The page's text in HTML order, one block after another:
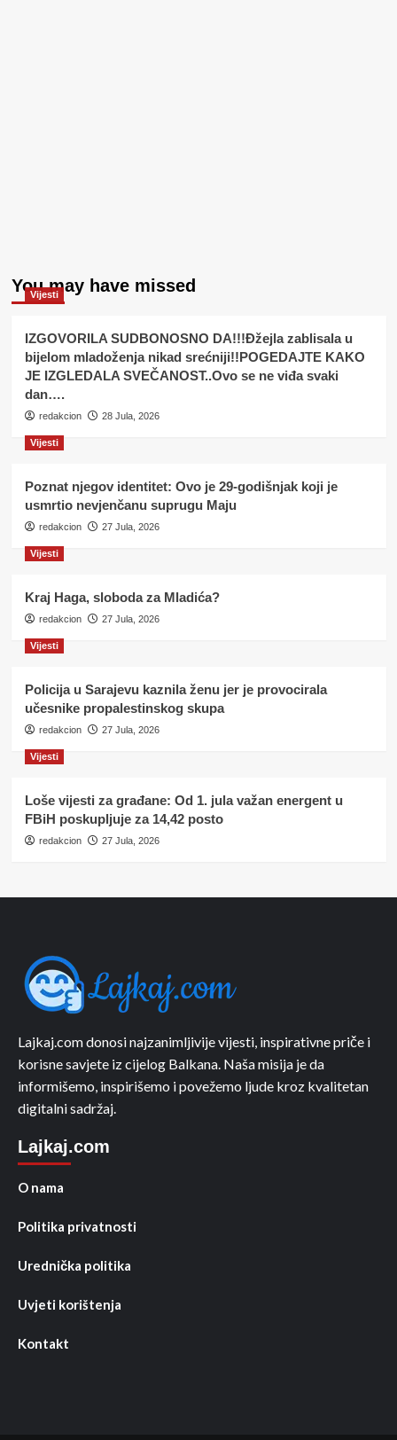
You may have missed
Vijesti
IZGOVORILA SUDBONOSNO DA!!!Đžejla zablisala u
bijelom mladoženja nikad srećniji!!POGEDAJTE KAKO
JE IZGLEDALA SVEČANOST..Ovo se ne viđa svaki
dan….
redakcion 28 Jula, 2026
Vijesti
Poznat njegov identitet: Ovo je 29-godišnjak koji je
usmrtio nevjenčanu suprugu Maju
redakcion 27 Jula, 2026
Vijesti
Kraj Haga, sloboda za Mladića?
redakcion 27 Jula, 2026
Vijesti
Policija u Sarajevu kaznila ženu jer je provocirala
učesnike propalestinskog skupa
redakcion 27 Jula, 2026
Vijesti
Loše vijesti za građane: Od 1. jula važan energent u
FBiH poskupljuje za 14,42 posto
redakcion 27 Jula, 2026
Lajkaj.com donosi najzanimljivije vijesti, inspirativne priče i
korisne savjete iz cijelog Balkana. Naša misija je da
informišemo, inspirišemo i povežemo ljude kroz kvalitetan
digitalni sadržaj.
Lajkaj.com
O nama
Politika privatnosti
Urednička politika
Uvjeti korištenja
Kontakt